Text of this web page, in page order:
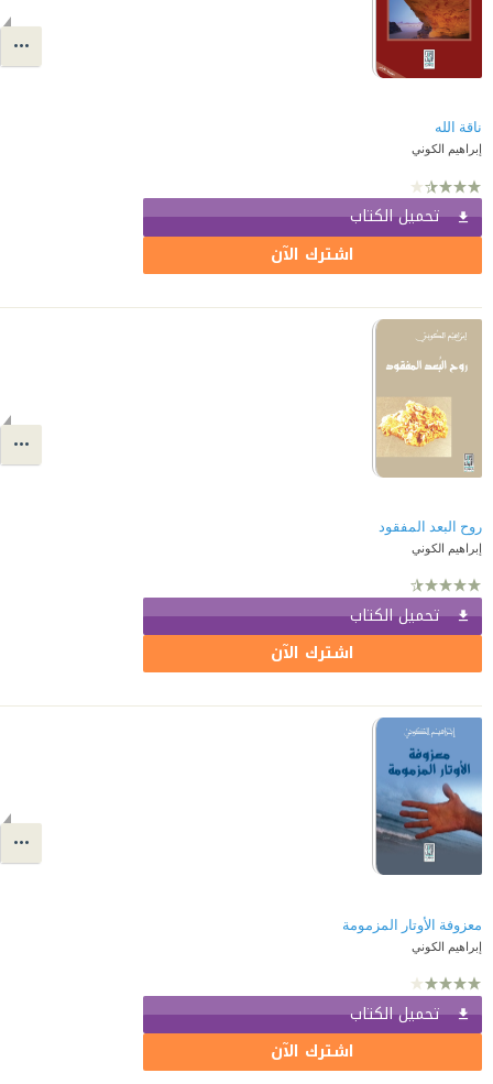
ناقة الله
إبراهيم الكوني
تحميل الكتاب
اشترك الآن
روح البعد المفقود
إبراهيم الكوني
تحميل الكتاب
اشترك الآن
معزوفة الأوتار المزمومة
إبراهيم الكوني
تحميل الكتاب
اشترك الآن